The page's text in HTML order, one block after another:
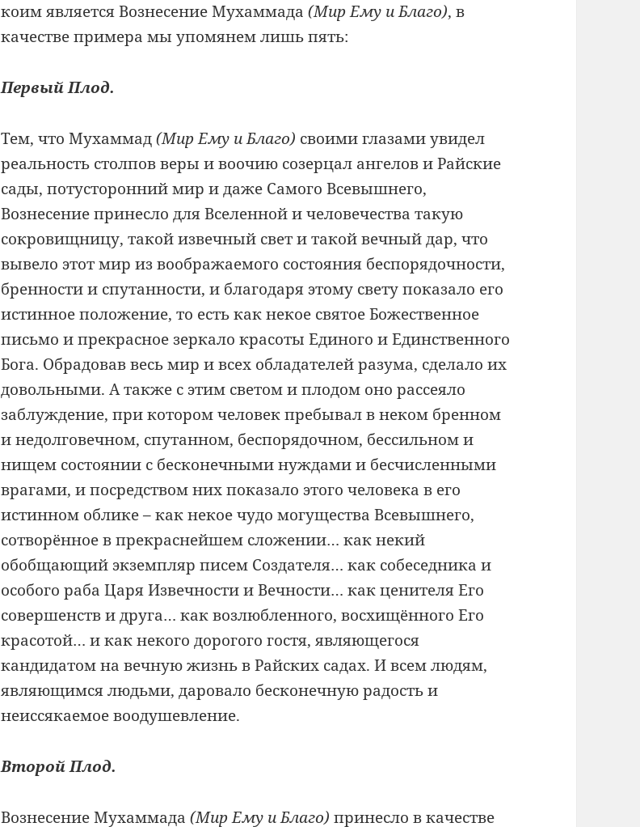
коим является Вознесение Мухаммада(Мир Ему и Благо), в
качестве примера мы упомянем лишь пять:
Первый Плод.
Тем, что Мухаммад(Мир Ему и Благо) своими глазами увидел
реальность столпов веры и воочию созерцал ангелов и Райские
сады, потусторонний мир и даже Самого Всевышнего,
Вознесение принесло для Вселенной и человечества такую
сокровищницу, такой извечный свет и такой вечный дар, что
вывело этот мир из воображаемого состояния беспорядочности,
бренности и спутанности, и благодаря этому свету показало его
истинное положение, то есть как некое святое Божественное
письмо и прекрасное зеркало красоты Единого и Единственного
Бога. Обрадовав весь мир и всех обладателей разума, сделало их
довольными. А также с этим светом и плодом оно рассеяло
заблуждение, при котором человек пребывал в неком бренном
и недолговечном, спутанном, беспорядочном, бессильном и
нищем состоянии с бесконечными нуждами и бесчисленными
врагами, и посредством них показало этого человека в его
истинном облике – как некое чудо могущества Всевышнего,
сотворённое в прекраснейшем сложении… как некий
обобщающий экземпляр писем Создателя… как собеседника и
особого раба Царя Извечности и Вечности… как ценителя Его
совершенств и друга… как возлюбленного, восхищённого Его
красотой… и как некого дорогого гостя, являющегося
кандидатом на вечную жизнь в Райских садах. И всем людям,
являющимся людьми, даровало бесконечную радость и
неиссякаемое воодушевление.
Второй Плод.
Вознесение Мухаммада(Мир Ему и Благо) принесло в качестве